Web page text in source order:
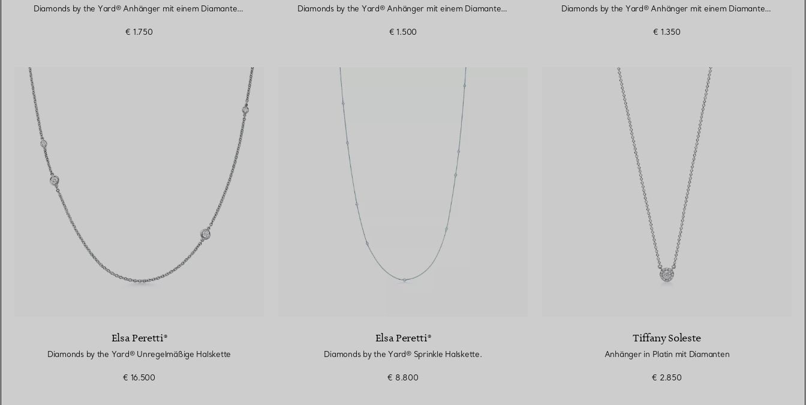
Diamonds by the Yard® Anhänger mit einem Diamanten in Platin
€ 1.750
Diamonds by the Yard® Anhänger mit einem Diamanten in Platin
€ 1.500
Diamonds by the Yard® Anhänger mit einem Diamanten in Platin
€ 1.350
Elsa Peretti®
Diamonds by the Yard® Unregelmäßige Halskette
€ 16.500
Elsa Peretti®
Diamonds by the Yard® Sprinkle Halskette.
€ 8.800
Tiffany Soleste
Anhänger in Platin mit Diamanten
€ 2.850